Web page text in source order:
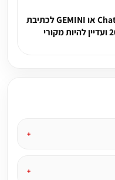
שיווק עם AI: איך להשתמש ב-ChatGPT או GEMINI לכתיבת